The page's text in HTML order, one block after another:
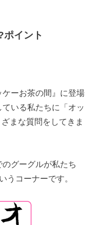
ポイント
ーお茶の間』に登場
いる私たちに「オッ
まな質問をしてきま
グーグルが私たち
うコーナーです。